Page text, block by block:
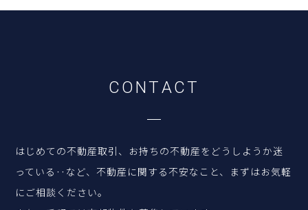
CONTACT
はじめての不動産取引、お持ちの不動産をどうしようか迷
っている‥など、 不動産に関する不安なこと、まずはお気軽
にご相談ください。